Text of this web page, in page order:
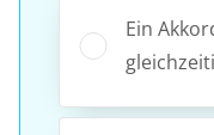
Ein